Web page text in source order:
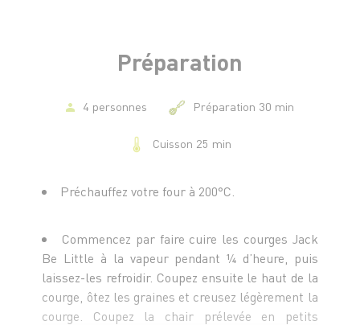
Préparation
4 personnes Préparation 30 min
Cuisson 25 min
Préchauffez votre four à 200°C.
Commencez par faire cuire les courges Jack
Be Little à la vapeur pendant ¼ d’heure, puis
laissez-les refroidir. Coupez ensuite le haut de la
courge, ôtez les graines et creusez légèrement la
courge. Coupez la chair prélevée en petits